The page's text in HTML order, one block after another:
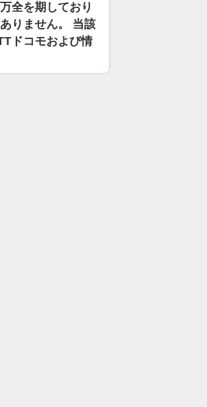
全を期しており
りません。 当該
ドコモおよび情